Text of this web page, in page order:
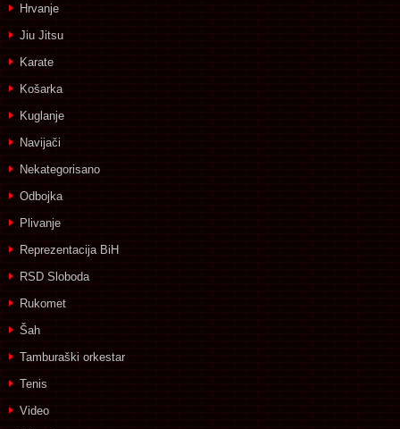
Hrvanje
Jiu Jitsu
Karate
Košarka
Kuglanje
Navijači
Nekategorisano
Odbojka
Plivanje
Reprezentacija BiH
RSD Sloboda
Rukomet
Šah
Tamburaški orkestar
Tenis
Video